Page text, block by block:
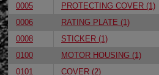
0005
PROTECTING COVER (1)
0006
RATING PLATE (1)
0008
STICKER (1)
0100
MOTOR HOUSING (1)
0101
COVER (2)